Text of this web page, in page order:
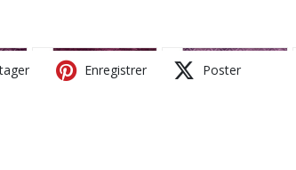
Enregistrer Poster